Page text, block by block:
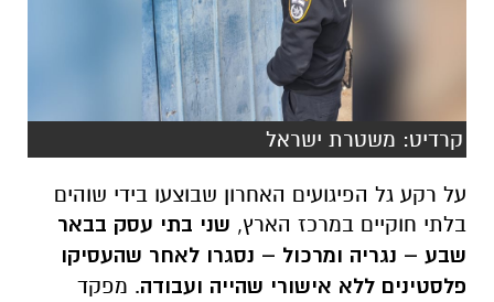
קרדיט: משטרת ישראל
על רקע גל הפיגועים האחרון שבוצעו בידי שוהים
בלתי חוקיים במרכז הארץ, שני בתי עסק בבאר
שבע – נגריה ומרכול – נסגרו לאחר שהעסיקו
פלסטינים ללא אישורי שהייה ועבודה. מפקד